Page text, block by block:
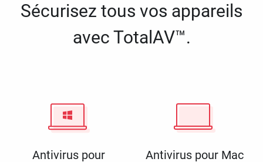
Sécurisez tous vos appareils
avec TotalAV™.
Antivirus pour
Antivirus pour Mac